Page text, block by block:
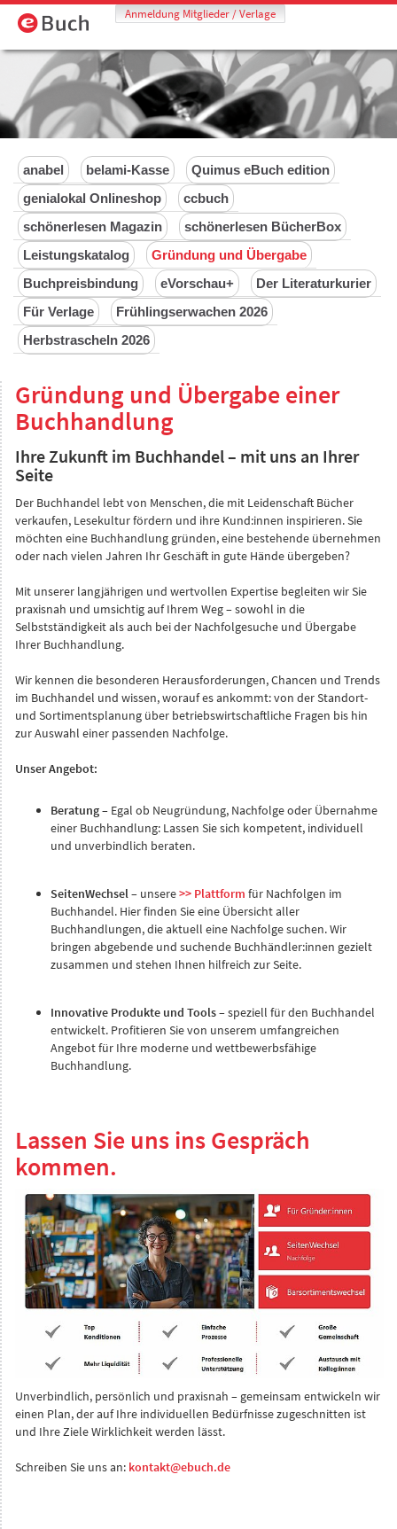
Anmeldung Mitglieder / Verlage
anabel belami-Kasse
Quimus eBuch edition
genialokal Onlineshop
ccbuch
schönerlesen Magazin
schönerlesen BücherBox
Leistungskatalog
Gründung und Übergabe
Buchpreisbindung
eVorschau+
Der Literaturkurier
Für Verlage
Frühlingserwachen 2026
Herbstrascheln 2026
Gründung und Übergabe einer
Buchhandlung
Ihre Zukunft im Buchhandel – mit uns an Ihrer
Seite
Der Buchhandel lebt von Menschen, die mit Leidenschaft Bücher
verkaufen, Lesekultur fördern und ihre Kund:innen inspirieren. Sie
möchten eine Buchhandlung gründen, eine bestehende übernehmen
oder nach vielen Jahren Ihr Geschäft in gute Hände übergeben?
Mit unserer langjährigen und wertvollen Expertise begleiten wir Sie
praxisnah und umsichtig auf Ihrem Weg – sowohl in die
Selbstständigkeit als auch bei der Nachfolgesuche und Übergabe
Ihrer Buchhandlung.
Wir kennen die besonderen Herausforderungen, Chancen und Trends
im Buchhandel und wissen, worauf es ankommt: von der Standort-
und Sortimentsplanung über betriebswirtschaftliche Fragen bis hin
zur Auswahl einer passenden Nachfolge.
Unser Angebot:
Beratung– Egal ob Neugründung, Nachfolge oder Übernahme
einer Buchhandlung: Lassen Sie sich kompetent, individuell
und unverbindlich beraten.
SeitenWechsel– unsere>> Plattform für Nachfolgen im
Buchhandel. Hier finden Sie eine Übersicht aller
Buchhandlungen, die aktuell eine Nachfolge suchen. Wir
bringen abgebende und suchende Buchhändler:innen gezielt
zusammen und stehen Ihnen hilfreich zur Seite.
Innovative Produkte und Tools– speziell für den Buchhandel
entwickelt. Profitieren Sie von unserem umfangreichen
Angebot für Ihre moderne und wettbewerbsfähige
Buchhandlung.
Lassen Sie uns ins Gespräch
kommen.
Unverbindlich, persönlich und praxisnah – gemeinsam entwickeln wir
einen Plan, der auf Ihre individuellen Bedürfnisse zugeschnitten ist
und Ihre Ziele Wirklichkeit werden lässt.
Schreiben Sie uns an: kontakt@ebuch.de